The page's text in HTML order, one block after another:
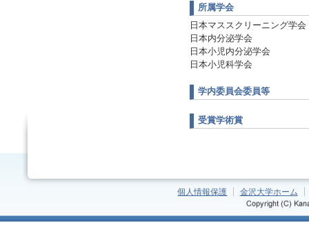
所属学会
日本マススクリーニング学会
日本内分泌学会
日本小児内分泌学会
日本小児科学会
学内委員会委員等
受賞学術賞
個人情報保護 金沢大学ホーム